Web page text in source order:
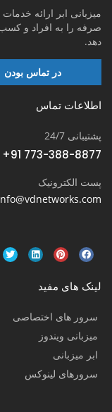
میزبانی ابر ارائه
صرفه را به افراد و
دهد.
در تماس بودن
اطلاعات تماس
پشتیبانی 24/7
+91 773-388-8877
پست الکترونیک
لینک های مفید
سرور های اختصاصی
میزبانی ویندوز
ابر میزبانی
سرورهای لینوکس